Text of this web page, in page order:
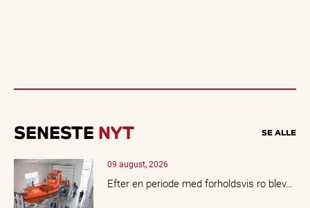
SENESTE NYT SE ALLE
09 august, 2026
Efter en periode med forholdsvis ro blev…